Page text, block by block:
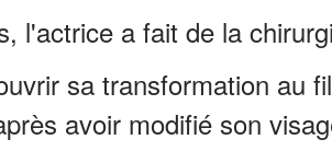
l'actrice a fait de la
sa transformation au
avoir modifié son